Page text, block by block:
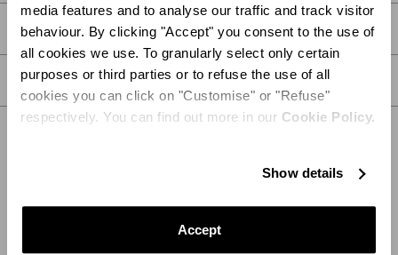
media features and to analyse our traffic and track visitor
behaviour. By clicking "Accept" you consent to the use of
all cookies we use. To granularly select only certain
purposes or third parties or to refuse the use of all
cookies you can click on "Customise" or "Refuse"
respectively. You can find out more in our Cookie Policy.
Show details
Accept
DÉTAIL
SOIN